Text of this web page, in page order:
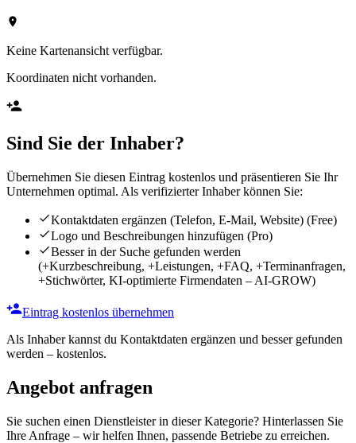
Keine Kartenansicht verfügbar.
Koordinaten nicht vorhanden.
Sind Sie der Inhaber?
Übernehmen Sie diesen Eintrag kostenlos und präsentieren Sie Ihr
Unternehmen optimal. Als verifizierter Inhaber können Sie:
Kontaktdaten ergänzen (Telefon, E-Mail, Website) (Free)
Logo und Beschreibungen hinzufügen (Pro)
Besser in der Suche gefunden werden
(+Kurzbeschreibung, +Leistungen, +FAQ, +Terminanfragen,
+Stichwörter, KI-optimierte Firmendaten – AI-GROW)
Eintrag kostenlos übernehmen
Als Inhaber kannst du Kontaktdaten ergänzen und besser gefunden
werden – kostenlos.
Angebot anfragen
Sie suchen einen Dienstleister in dieser Kategorie? Hinterlassen Sie
Ihre Anfrage – wir helfen Ihnen, passende Betriebe zu erreichen.